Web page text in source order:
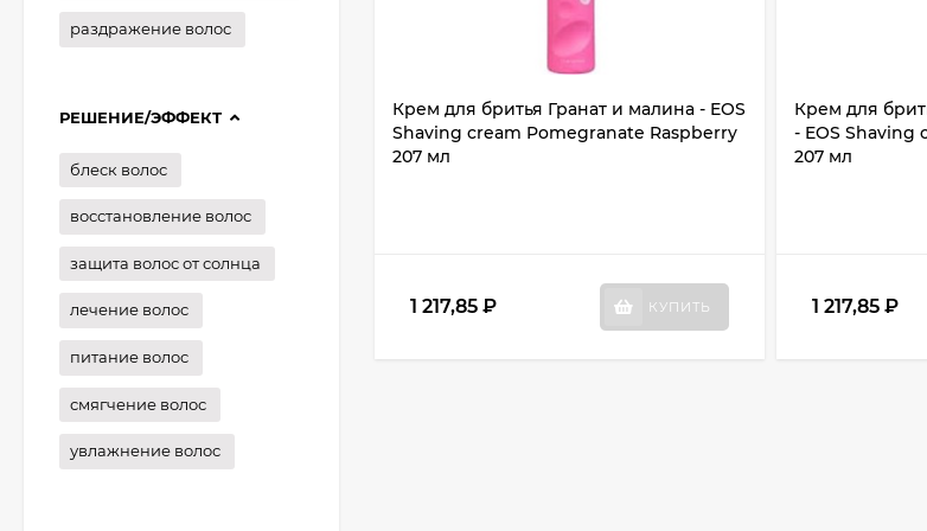
Крем для бритья Гранат и малина - EOS
Shaving cream Pomegranate Raspberry
207 мл
1 217,85 ₽ КУПИТЬ
Крем для
- EOS Shaving
207 мл
1 217,85₽
раздражение волос
РЕШЕНИЕ/ЭФФЕКТ
блеск волос
восстановление волос
защита волос от солнца
лечение волос
питание волос
смягчение волос
увлажнение волос